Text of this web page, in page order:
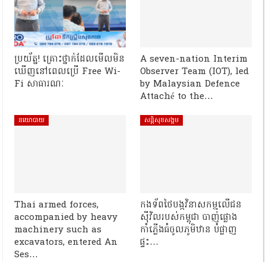
ប្រយ័ត្ន! គ្រោះថ្នាក់ដែលមើលមិន
ឃើញនៅពេលប្រើ Free Wi-
Fi សាធារណៈ
A seven-nation Interim
Observer Team (IOT), led
by Malaysian Defence
Attaché to the…
នយោបាយ
Thai armed forces,
accompanied by heavy
machinery such as
excavators, entered An
Ses…
សន្តិសុខសង្គម
កងទ័ពថៃបង្កវិនាសកម្មលើជន
ស៊ីវិលរបស់កម្ពុជា បាញ់ផ្លោង
កាំភ្លើងធំចូលភូមិឋាន បំផ្លាញ
ផ្ទះ…